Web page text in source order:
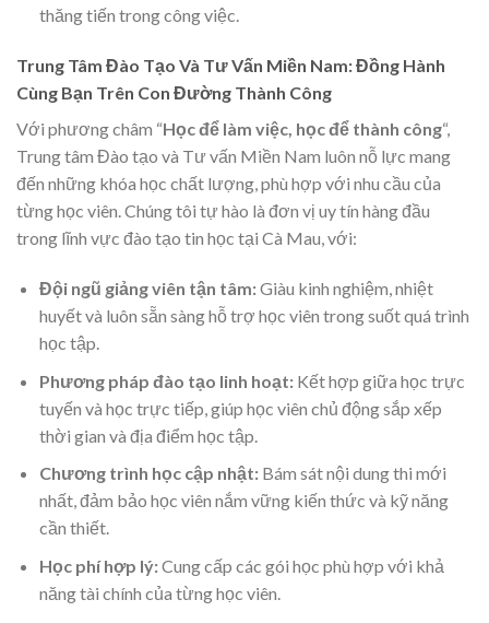
thăng tiến trong công việc.
Trung Tâm Đào Tạo Và Tư Vấn Miền Nam: Đồng Hành
Cùng Bạn Trên Con Đường Thành Công
Với phương châm “Học để làm việc, học để thành công“,
Trung tâm Đào tạo và Tư vấn Miền Nam luôn nỗ lực mang
đến những khóa học chất lượng, phù hợp với nhu cầu của
từng học viên. Chúng tôi tự hào là đơn vị uy tín hàng đầu
trong lĩnh vực đào tạo tin học tại Cà Mau, với:
Đội ngũ giảng viên tận tâm:Giàu kinh nghiệm, nhiệt
huyết và luôn sẵn sàng hỗ trợ học viên trong suốt quá trình
học tập.
Phương pháp đào tạo linh hoạt:Kết hợp giữa học trực
tuyến và học trực tiếp, giúp học viên chủ động sắp xếp
thời gian và địa điểm học tập.
Chương trình học cập nhật:Bám sát nội dung thi mới
nhất, đảm bảo học viên nắm vững kiến thức và kỹ năng
cần thiết.
Học phí hợp lý:Cung cấp các gói học phù hợp với khả
năng tài chính của từng học viên.